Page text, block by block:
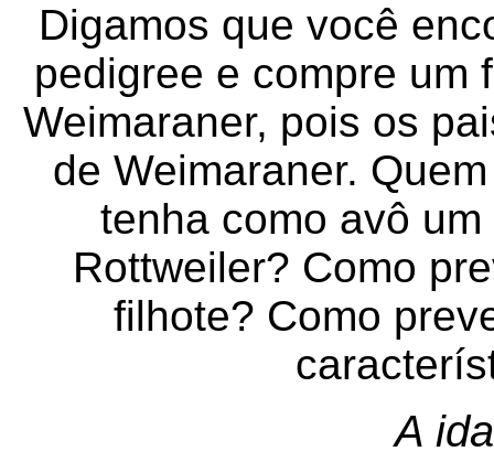
Digamos que você
pedigree e compre um
Weimaraner, pois os
de Weimaraner.
tenha como avô
Rottweiler? Como
filhote? Como
A